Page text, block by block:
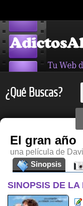
¿Qué Buscas?
El gran año
una película de
Sinopsis
SINOPSIS DE LA